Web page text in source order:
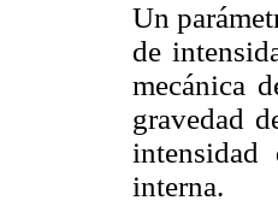
Un
de
mecánica
gravedad
intensidad
interna.